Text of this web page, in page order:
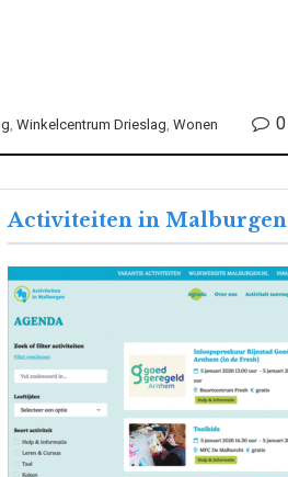
, Winkelcentrum Drieslag, Wonen 0
Activiteiten in Malburgen